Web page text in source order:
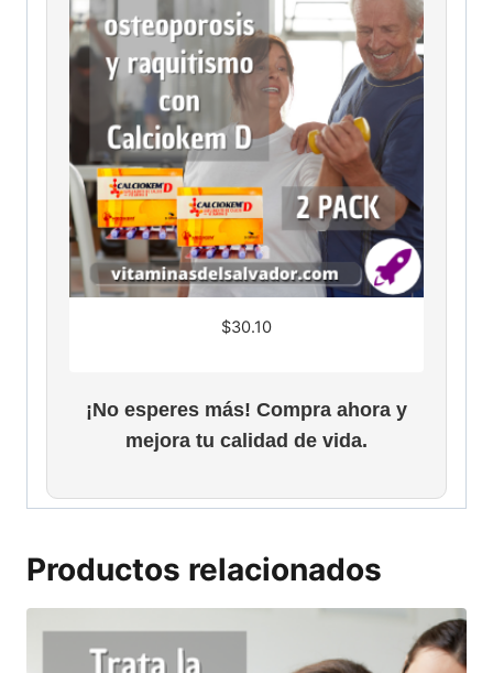
$30.10
¡No esperes más! Compra ahora y
mejora tu calidad de vida.
Productos relacionados